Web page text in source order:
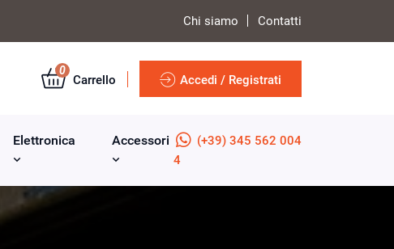
Chi siamo Contatti
0
Carrello Accedi / Registrati
Elettronica Accessori
(+39) 345 562 004
4